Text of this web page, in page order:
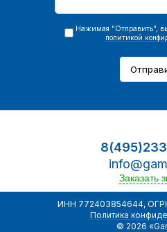
Нажимая "Отправить",
политикой
Заказать
ИНН 772403854644,
Политика
© 2026